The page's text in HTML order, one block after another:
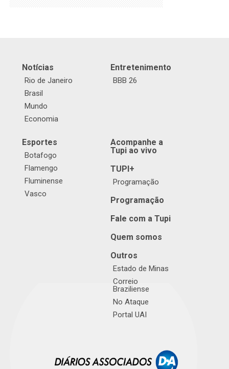
Notícias
Rio de Janeiro
Brasil
Mundo
Economia
Entretenimento
BBB 26
Esportes
Botafogo
Flamengo
Fluminense
Vasco
Acompanhe a
Tupi ao vivo
TUPI+
Programação
Programação
Fale com a Tupi
Quem somos
Outros
Estado de Minas
Correio
Braziliense
No Ataque
Portal UAI